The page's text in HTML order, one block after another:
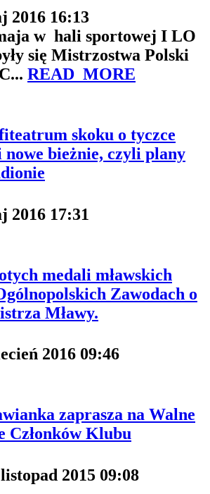
2016 16:13
w hali sportowej I LO
się Mistrzostwa Polski
READ_MORE
skoku o tyczce
bieżnie, czyli plany
2016 17:31
medali mławskich
Zawodach o
Mławy.
2016 09:46
zaprasza na Walne
Członków Klubu
2015 09:08